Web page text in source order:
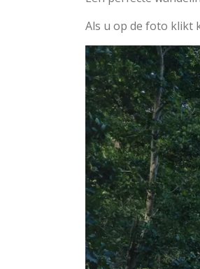
Als u op de foto klikt